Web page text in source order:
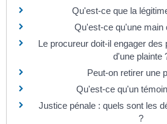
Qu'est-ce que la
Qu'est-ce qu'une main
Le procureur doit-il engager des
d'une plainte
Peut-on retirer une
Qu'est-ce qu'un
Justice pénale : quels sont les
?